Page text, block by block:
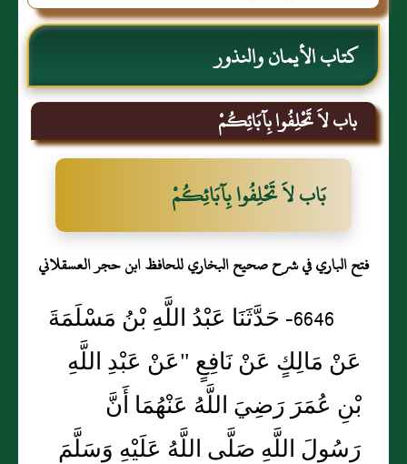
كتاب الأيمان والنذور
باب لاَ تَحْلِفُوا بِآبَائِكُمْ
بَاب لاَ تَحْلِفُوا بِآبَائِكُمْ
فتح الباري في شرح صحيح البخاري للحافظ ابن حجر العسقلاني
6646- حَدَّثَنَا عَبْدُ اللَّهِ بْنُ مَسْلَمَةَ
عَنْ مَالِكٍ عَنْ نَافِعٍ "عَنْ عَبْدِ اللَّهِ
بْنِ عُمَرَ رَضِيَ اللَّهُ عَنْهُمَا أَنَّ
رَسُولَ اللَّهِ صَلَّى اللَّهُ عَلَيْهِ وَسَلَّمَ